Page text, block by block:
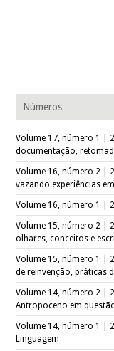
Números
Volume 17, número 1 |
documentação,
Volume 16, número 2 |
vazando experiências
Volume 16, número 1 |
Volume 15, número 2 |
olhares, conceitos e
Volume 15, número 1 |
de reinvenção, práticas
Volume 14, número 2 |
Antropoceno em
Volume 14, número 1 |
Linguagem